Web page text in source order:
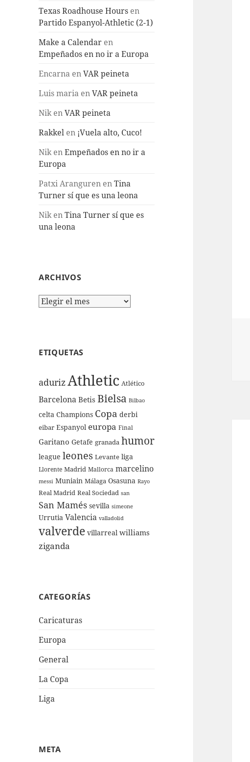
Texas Roadhouse Hours en
Partido Espanyol-Athletic (2-1)
Make a Calendar en
Empeñados en no ir a Europa
Encarna enVAR peineta
Luis maria enVAR peineta
NikenVAR peineta
Rakkel en ¡Vuela alto, Cuco!
NikenEmpeñados en no ir a
Europa
Patxi Aranguren enTina
Turner sí que es una leona
NikenTina Turner sí que es
una leona
ARCHIVOS
Archivos
ETIQUETAS
adurizAthletic Atlético
Barcelona Betis Bielsa Bilbao
celta Champions Copa derbi
eibar Espanyol europa Final
Garitano Getafe granada humor
league leones Levante liga
Llorente Madrid Mallorca marcelino
messi Muniain Málaga Osasuna Rayo
Real Madrid Real Sociedad san
San Mamés sevilla simeone
Urrutia Valencia valladolid
valverde villarreal williams
ziganda
CATEGORÍAS
Caricaturas
Europa
General
La Copa
Liga
META